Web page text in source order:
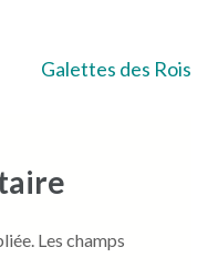
Galettes des Rois
Les champs